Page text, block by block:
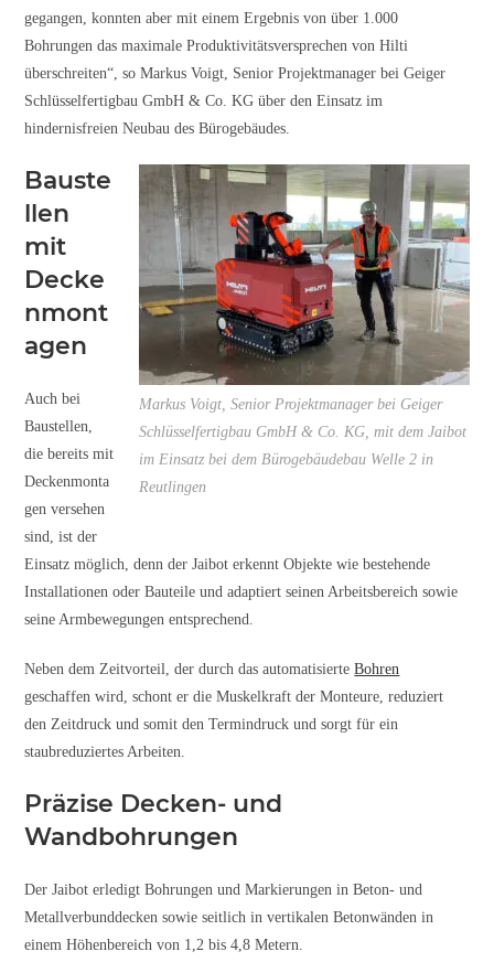
gegangen, konnten aber mit einem Ergebnis von über 1.000
Bohrungen das maximale Produktivitätsversprechen von Hilti
überschreiten“, so Markus Voigt, Senior Projektmanager bei Geiger
Schlüsselfertigbau GmbH & Co. KG über den Einsatz im
hindernisfreien Neubau des Bürogebäudes.
Markus Voigt, Senior Projektmanager bei Geiger
Schlüsselfertigbau GmbH & Co. KG, mit dem Jaibot
im Einsatz bei dem Bürogebäudebau Welle 2 in
Reutlingen
Bauste
llen
mit
Decke
nmont
agen
Auch bei
Baustellen,
die bereits mit
Deckenmonta
gen versehen
sind, ist der
Einsatz möglich, denn der Jaibot erkennt Objekte wie bestehende
Installationen oder Bauteile und adaptiert seinen Arbeitsbereich sowie
seine Armbewegungen entsprechend.
Neben dem Zeitvorteil, der durch das automatisierteBohren
geschaffen wird, schont er die Muskelkraft der Monteure, reduziert
den Zeitdruck und somit den Termindruck und sorgt für ein
staubreduziertes Arbeiten.
Präzise Decken- und
Wandbohrungen
Der Jaibot erledigt Bohrungen und Markierungen in Beton- und
Metallverbunddecken sowie seitlich in vertikalen Betonwänden in
einem Höhenbereich von 1,2 bis 4,8 Metern.